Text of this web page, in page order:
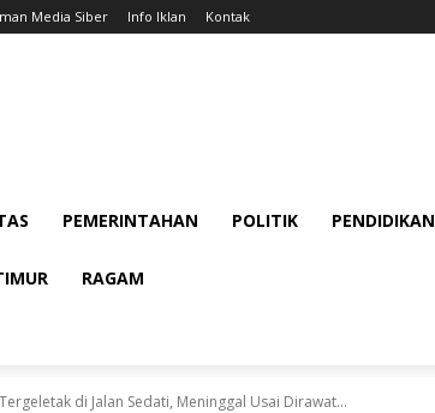
Media Siber Info Iklan Kontak
PEMERINTAHAN POLITIK PENDIDIKAN
RAGAM
di Jalan Sedati, Meninggal Usai Dirawat...